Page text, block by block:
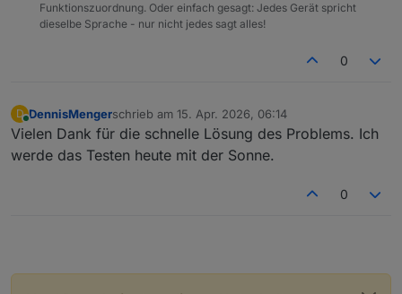
Funktionszuordnung. Oder einfach gesagt: Jedes Gerät spricht
dieselbe Sprache - nur nicht jedes sagt alles!
0
D
Online
DennisMengerschrieb am 15. Apr. 2026, 06:14
zuletzt editiert von
Vielen Dank für die schnelle Lösung des Problems. Ich
werde das Testen heute mit der Sonne.
0